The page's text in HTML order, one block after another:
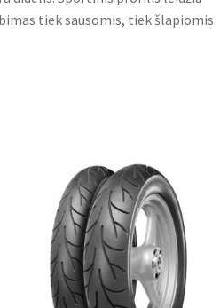
tiek sausomis, tiek šlapiomis